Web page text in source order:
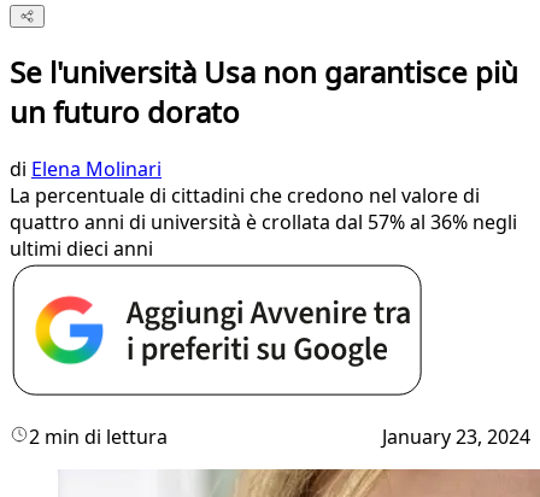
Se l'università Usa non garantisce più
un futuro dorato
di Elena Molinari
La percentuale di cittadini che credono nel valore di
quattro anni di università è crollata dal 57% al 36% negli
ultimi dieci anni
2 min di lettura January 23, 2024